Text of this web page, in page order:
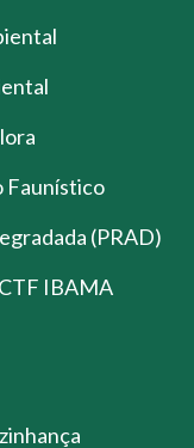
Faunístico
(PRAD)
IBAMA